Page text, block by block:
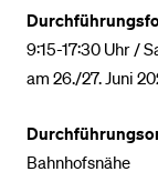
9:15-17:30 Uhr /
am 26./27. Juni
Bahnhofsnähe